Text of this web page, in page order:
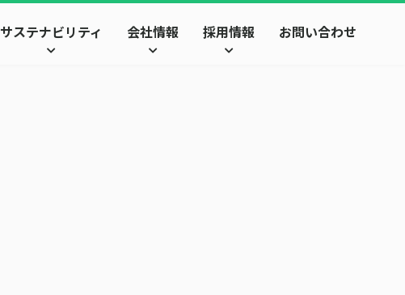
サステナビリティ 会社情報 採用情報 お問い合わせ